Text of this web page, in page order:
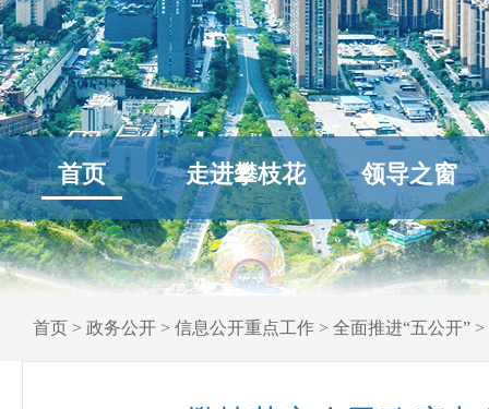
首页 走进攀枝花 领导之窗
首页 > 政务公开 > 信息公开重点工作 > 全面推进“五公开” >